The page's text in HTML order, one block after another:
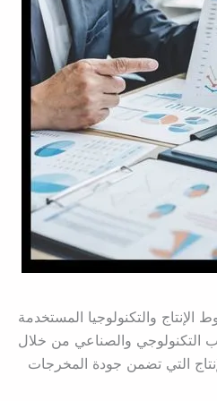
والتكنولوجيا المستخدمة
التكنولوجي والصناعي من خلال
التي تضمن جودة المخرجات